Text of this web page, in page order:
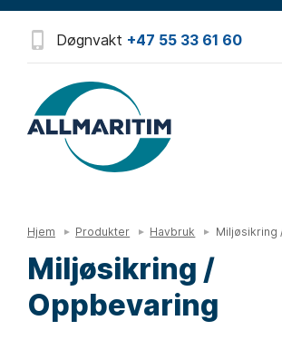
Døgnvakt +47 55 33 61 60
Hjem Produkter Havbruk Miljøsikring
Miljøsikring /
Oppbevaring